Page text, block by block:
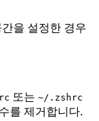
을 설정한 경우
또는 ~/.zshrc
를 제거합니다.